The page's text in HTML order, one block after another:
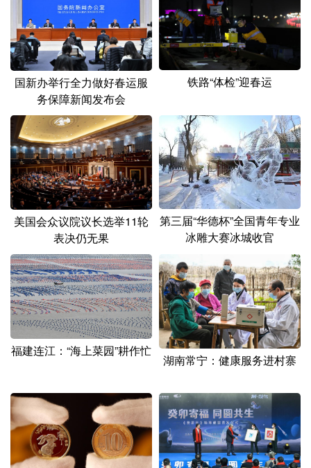
多语种频道
English Español Français عربى
Русский язык 日本語 한국어
Deutsch Português
国新办举行全力做好春运服
务保障新闻发布会
铁路“体检”迎春运
美国会众议院议长选举11轮
表决仍无果
第三届“华德杯”全国青年专业
冰雕大赛冰城收官
福建连江：“海上菜园”耕作忙
湖南常宁：健康服务进村寨